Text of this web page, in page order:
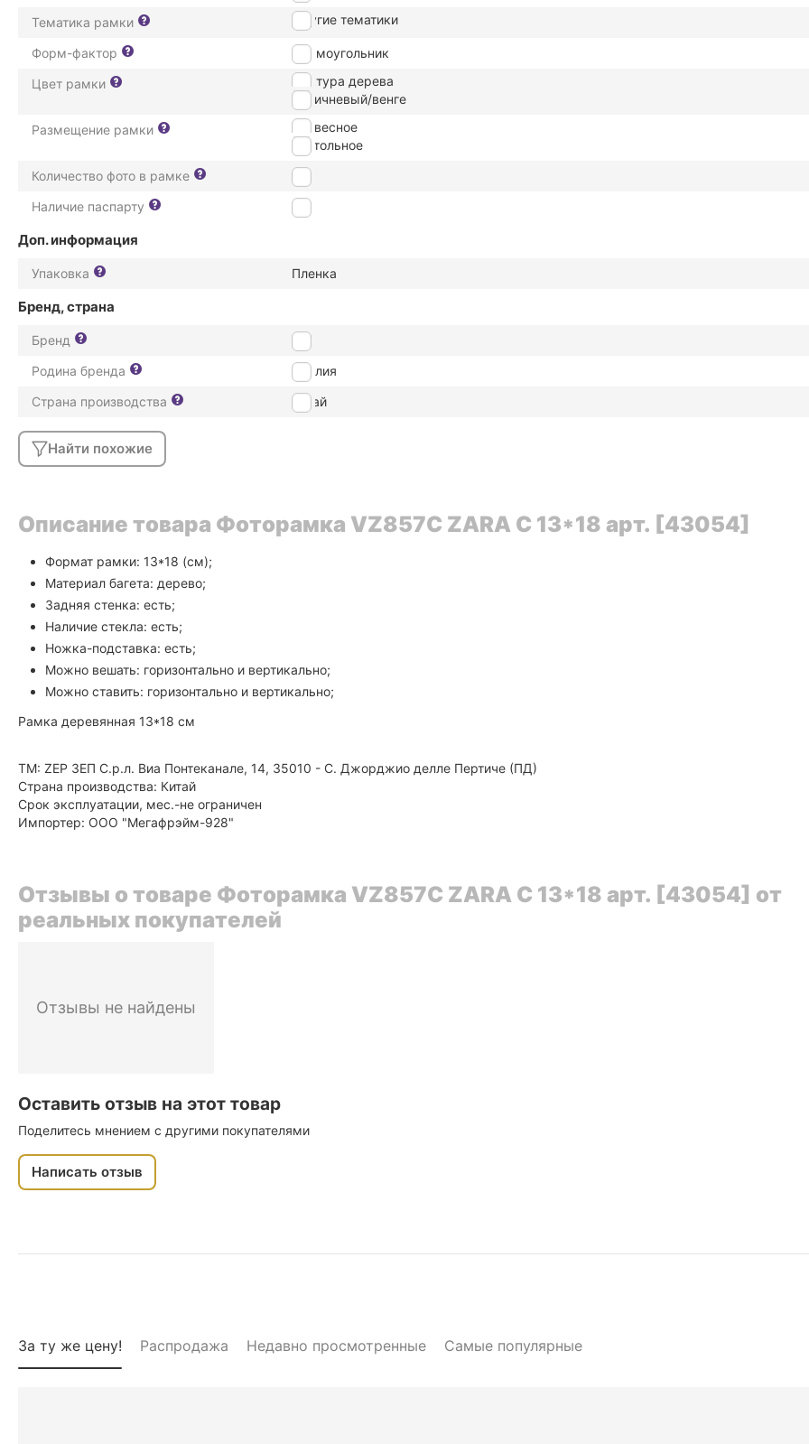
Тематика рамки
Другие тематики
Форм-фактор
Прямоугольник
Цвет рамки
Фактура дерева
Коричневый/венге
Размещение рамки
подвесное
настольное
Количество фото в рамке
1
Наличие паспарту
Нет
Доп. информация
Упаковка Пленка
Бренд, страна
Бренд
ZEP
Родина бренда
Италия
Страна производства
Китай
Найти похожие
Описание товара Фоторамка VZ857C ZARA C 13*18 арт. [43054]
Формат рамки: 13*18 (см);
Материал багета: дерево;
Задняя стенка: есть;
Наличие стекла: есть;
Ножка-подставка: есть;
Можно вешать: горизонтально и вертикально;
Можно ставить: горизонтально и вертикально;
Рамка деревянная 13*18 см
ТМ: ZEP ЗЕП С.р.л. Виа Понтеканале, 14, 35010 - С. Джорджио делле Пертиче (ПД)
Страна производства: Китай
Срок эксплуатации, мес.-не ограничен
Импортер: ООО "Мегафрэйм-928"
Отзывы о товаре Фоторамка VZ857C ZARA C 13*18 арт. [43054] от
реальных покупателей
Отзывы не найдены
Оставить отзыв на этот товар
Поделитесь мнением с другими покупателями
Написать отзыв
За ту же цену! Распродажа Недавно просмотренные Самые популярные